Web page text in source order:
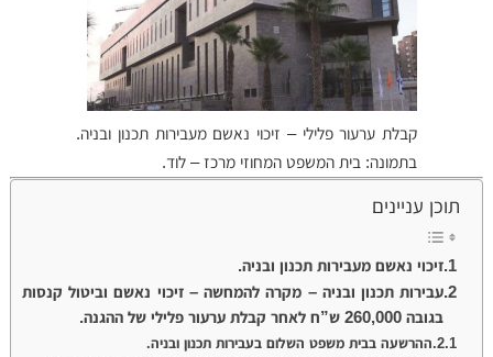
קבלת ערעור פלילי – זיכוי נאשם מעבירות תכנון ובניה.
בתמונה: בית המשפט המחוזי מרכז – לוד.
תוכן עניינים
זיכוי נאשם מעבירות תכנון ובניה.
עבירות תכנון ובניה – מקרה להמחשה – זיכוי נאשם וביטול קנסות
בגובה 260,000 ש”ח לאחר קבלת ערעור פלילי של ההגנה.
ההרשעה בבית משפט השלום בעבירות תכנון ובניה.